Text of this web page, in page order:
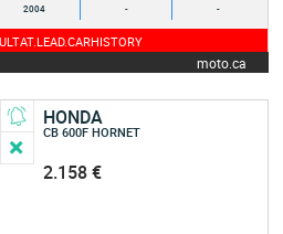
2004 - -
moto.ca
HONDA
CB 600F HORNET
2.158 €